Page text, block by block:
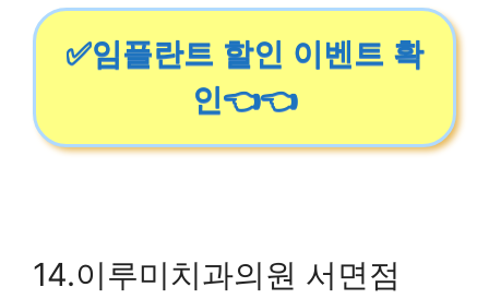
✅임플란트 할인 이벤트 확
인👈👈
14.이루미치과의원 서면점